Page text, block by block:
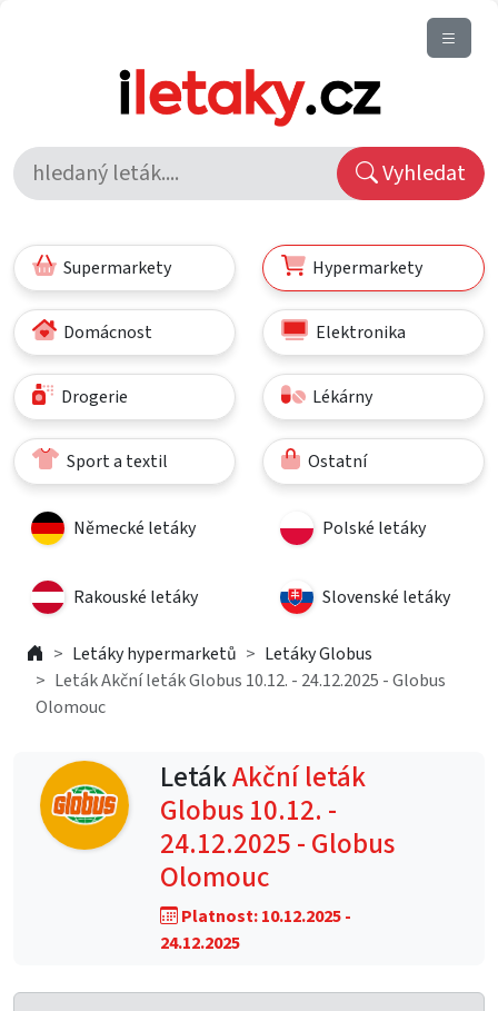
Vyhledat
Supermarkety Hypermarkety
Domácnost Elektronika
Drogerie Lékárny
Sport a textil Ostatní
Německé letáky Polské letáky
Rakouské letáky Slovenské letáky
Letáky hypermarketů
Letáky Globus
Leták Akční leták Globus 10.12. - 24.12.2025 - Globus
Olomouc
LetákAkční leták
Globus 10.12. -
24.12.2025 - Globus
Olomouc
Platnost: 10.12.2025 -
24.12.2025